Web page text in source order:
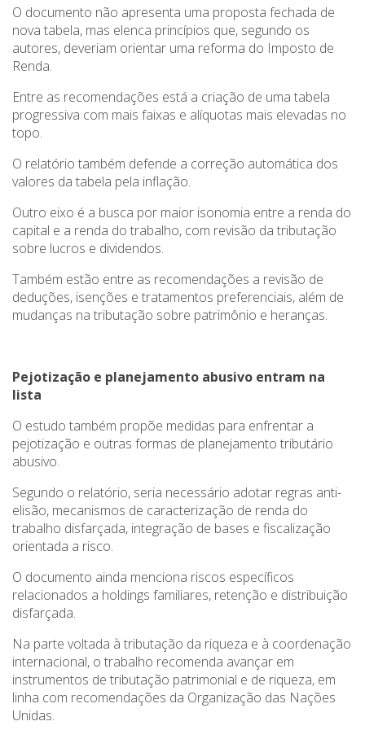
O documento não apresenta uma proposta fechada de
nova tabela, mas elenca princípios que, segundo os
autores, deveriam orientar uma reforma do Imposto de
Renda.
Entre as recomendações está a criação de uma tabela
progressiva com mais faixas e alíquotas mais elevadas no
topo.
O relatório também defende a correção automática dos
valores da tabela pela inflação.
Outro eixo é a busca por maior isonomia entre a renda do
capital e a renda do trabalho, com revisão da tributação
sobre lucros e dividendos.
Também estão entre as recomendações a revisão de
deduções, isenções e tratamentos preferenciais, além de
mudanças na tributação sobre patrimônio e heranças.
Pejotização e planejamento abusivo entram na
lista
O estudo também propõe medidas para enfrentar a
pejotização e outras formas de planejamento tributário
abusivo.
Segundo o relatório, seria necessário adotar regras anti-
elisão, mecanismos de caracterização de renda do
trabalho disfarçada, integração de bases e fiscalização
orientada a risco.
O documento ainda menciona riscos específicos
relacionados a holdings familiares, retenção e distribuição
disfarçada.
Na parte voltada à tributação da riqueza e à coordenação
internacional, o trabalho recomenda avançar em
instrumentos de tributação patrimonial e de riqueza, em
linha com recomendações da Organização das Nações
Unidas.